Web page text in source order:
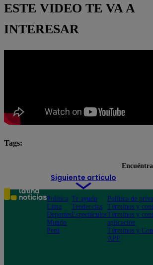
ESTE VIDEO TE VA A
INTERESAR
Tags:
Siguiente artículo
Política
Lima
Deportes
Mundo
Perú
Te ayudo
Tendencias
Espectáculos
Política de
Términos y
Términos y
aplicación
Términos y
APP